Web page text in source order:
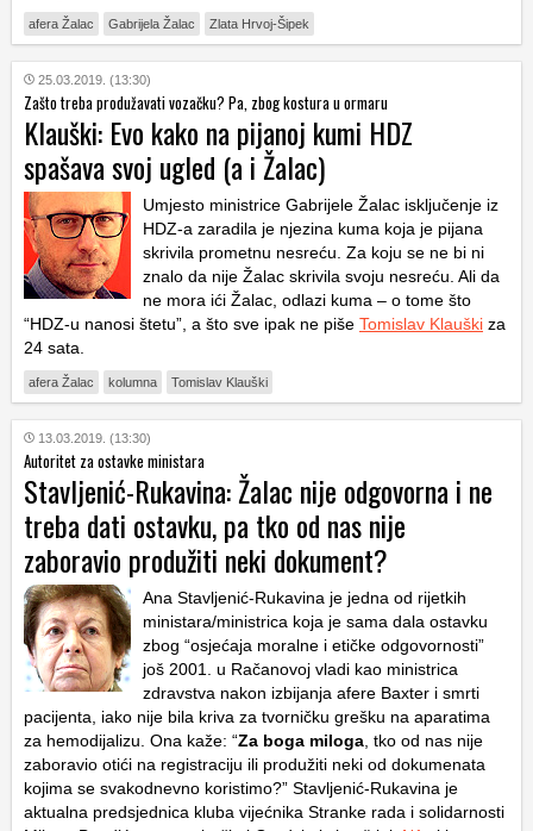
afera Žalac Gabrijela Žalac Zlata Hrvoj-Šipek
25.03.2019. (13:30)
Zašto treba produžavati vozačku? Pa, zbog kostura u ormaru
Klauški: Evo kako na pijanoj kumi HDZ
spašava svoj ugled (a i Žalac)
Umjesto ministrice Gabrijele Žalac isključenje iz
HDZ-a zaradila je njezina kuma koja je pijana
skrivila prometnu nesreću. Za koju se ne bi ni
znalo da nije Žalac skrivila svoju nesreću. Ali da
ne mora ići Žalac, odlazi kuma – o tome što
“HDZ-u nanosi štetu”, a što sve ipak ne piše Tomislav Klauški za
24 sata.
afera Žalac kolumna Tomislav Klauški
13.03.2019. (13:30)
Autoritet za ostavke ministara
Stavljenić-Rukavina: Žalac nije odgovorna i ne
treba dati ostavku, pa tko od nas nije
zaboravio produžiti neki dokument?
Ana Stavljenić-Rukavina je jedna od rijetkih
ministara/ministrica koja je sama dala ostavku
zbog “osjećaja moralne i etičke odgovornosti”
još 2001. u Račanovoj vladi kao ministrica
zdravstva nakon izbijanja afere Baxter i smrti
pacijenta, iako nije bila kriva za tvorničku grešku na aparatima
za hemodijalizu. Ona kaže: “Za boga miloga , tko od nas nije
zaboravio otići na registraciju ili produžiti neki od dokumenata
kojima se svakodnevno koristimo?” Stavljenić-Rukavina je
aktualna predsjednica kluba vijećnika Stranke rada i solidarnosti